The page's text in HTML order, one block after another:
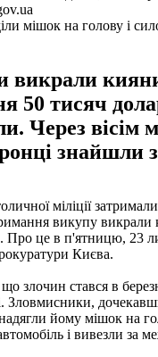
мішок на голову і
викрали
50 тисяч
Через вісім
знайшли
міліції
викупу викрали
Про це в п'ятницю, 23
Києва.
що злочин стався в
Зловмисники,
йому мішок на
і вивезли за